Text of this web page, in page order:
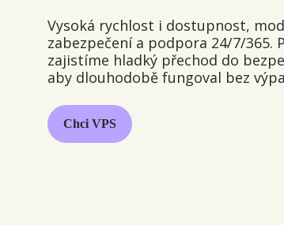
Vysoká rychlost i dostupnost,
zabezpečení a podpora 24/7/365.
zajistíme hladký přechod do
aby dlouhodobě fungoval bez
Chci VPS